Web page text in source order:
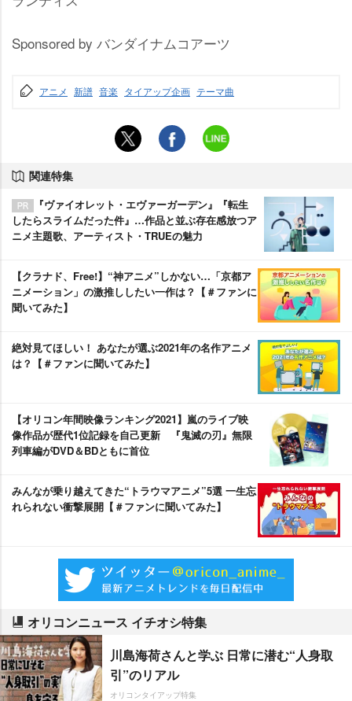
Sponsored by バンダイナムコアーツ
アニメ 新譜 音楽 タイアップ企画 テーマ曲
関連特集
『ヴァイオレット・エヴァーガーデン』『転生
したらスライムだった件』…作品と並ぶ存在感放つア
ニメ主題歌、アーティスト・TRUEの魅力
【クラナド、Free!】“神アニメ”しかない…「京都ア
ニメーション」の激推ししたい一作は？【＃ファンに
聞いてみた】
絶対見てほしい！ あなたが選ぶ2021年の名作アニメ
は？【＃ファンに聞いてみた】
【オリコン年間映像ランキング2021】嵐のライブ映
像作品が歴代1位記録を自己更新 『鬼滅の刃』無限
列車編がDVD＆BDともに首位
みんなが乗り越えてきた“トラウマアニメ”5選 一生忘
れられない衝撃展開【＃ファンに聞いてみた】
オリコンニュース イチオシ特集
川島海荷さんと学ぶ 日常に潜む“人身取
引”のリアル
オリコンタイアップ特集